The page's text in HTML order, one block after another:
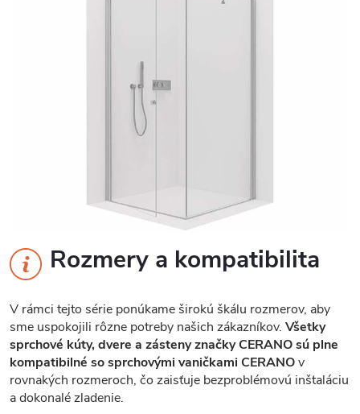
Rozmery a kompatibilita
V rámci tejto série ponúkame širokú škálu rozmerov, aby
sme uspokojili rôzne potreby našich zákazníkov. Všetky
sprchové kúty, dvere a zásteny značky CERANO sú plne
kompatibilné so sprchovými vaničkami CERANOv
rovnakých rozmeroch, čo zaisťuje bezproblémovú inštaláciu
a dokonalé zladenie.